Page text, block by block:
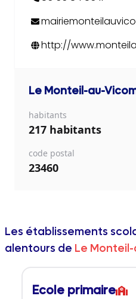
http://
Le Monteil-au-
habitants
217 habitants
code postal
23460
Les établissements
alentours de Le
Ecole primaire